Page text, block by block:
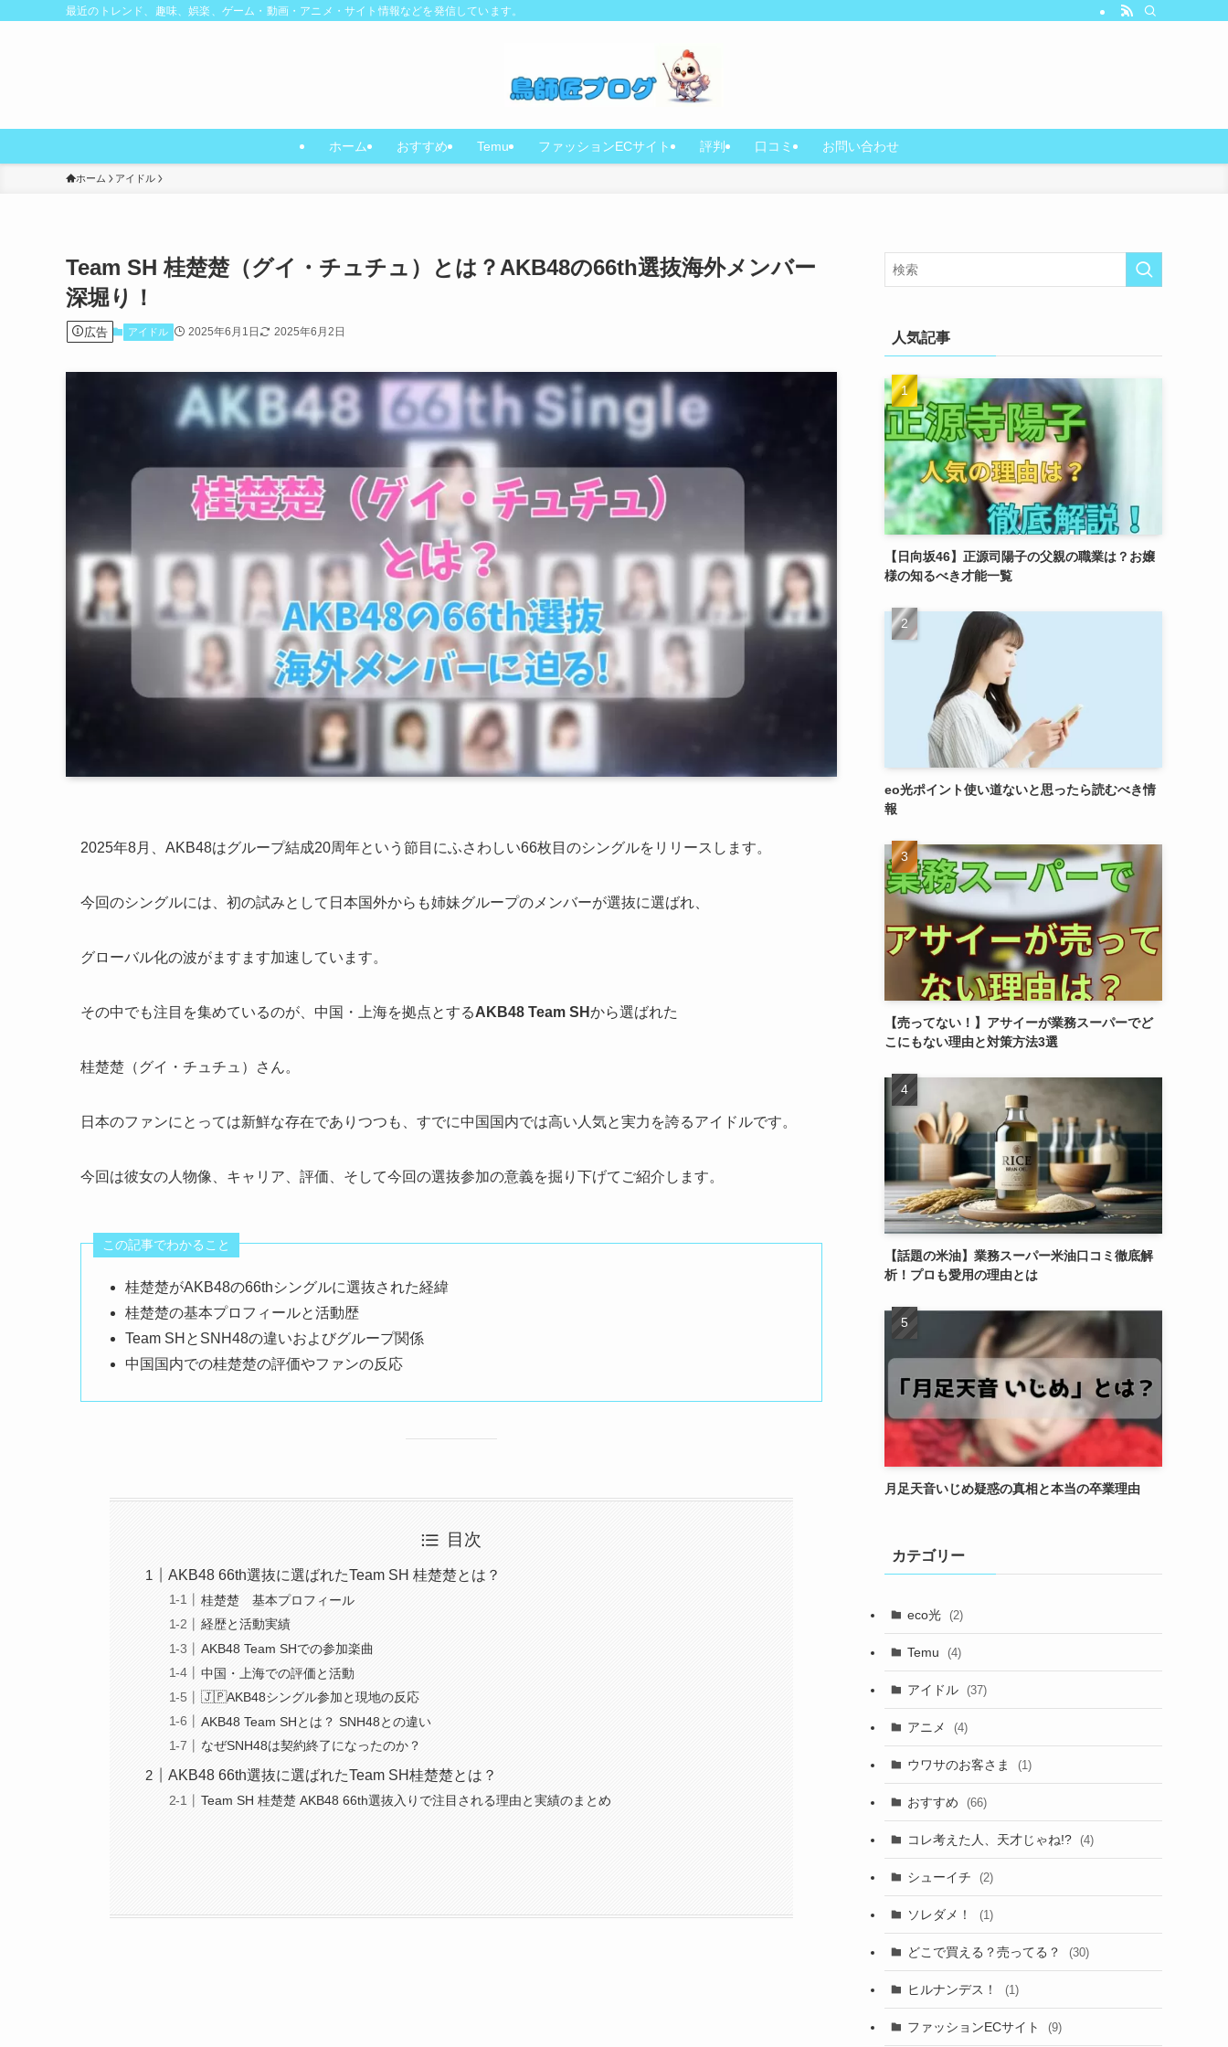
最近のトレンド、趣味、娯楽、ゲーム・動画・アニメ・サイト情報などを発信しています。
ホーム おすすめ Temu ファッションECサイト 評判 口コミ お問い合わせ
ホーム アイドル
Team SH 桂楚楚（グイ・チュチュ）とは？AKB48の66th選抜海外メンバー
深堀り！
広告 アイドル 2025年6月1日 2025年6月2日
2025年8月、AKB48はグループ結成20周年という節目にふさわしい66枚目のシングルをリリースします。
今回のシングルには、初の試みとして日本国外からも姉妹グループのメンバーが選抜に選ばれ、
グローバル化の波がますます加速しています。
その中でも注目を集めているのが、中国・上海を拠点とするAKB48 Team SHから選ばれた
桂楚楚（グイ・チュチュ）さん。
日本のファンにとっては新鮮な存在でありつつも、すでに中国国内では高い人気と実力を誇るアイドルです。
今回は彼女の人物像、キャリア、評価、そして今回の選抜参加の意義を掘り下げてご紹介します。
この記事でわかること
桂楚楚がAKB48の66thシングルに選抜された経緯
桂楚楚の基本プロフィールと活動歴
Team SHとSNH48の違いおよびグループ関係
中国国内での桂楚楚の評価やファンの反応
目次
AKB48 66th選抜に選ばれたTeam SH 桂楚楚とは？
桂楚楚 基本プロフィール
経歴と活動実績
AKB48 Team SHでの参加楽曲
中国・上海での評価と活動
🇯🇵AKB48シングル参加と現地の反応
AKB48 Team SHとは？ SNH48との違い
なぜSNH48は契約終了になったのか？
AKB48 66th選抜に選ばれたTeam SH桂楚楚とは？
Team SH 桂楚楚 AKB48 66th選抜入りで注目される理由と実績のまとめ
人気記事
【日向坂46】正源司陽子の父親の職業は？お嬢
様の知るべき才能一覧
eo光ポイント使い道ないと思ったら読むべき情
報
【売ってない！】アサイーが業務スーパーでど
こにもない理由と対策方法3選
【話題の米油】業務スーパー米油口コミ徹底解
析！プロも愛用の理由とは
月足天音いじめ疑惑の真相と本当の卒業理由
カテゴリー
eco光 (2)
Temu (4)
アイドル (37)
アニメ (4)
ウワサのお客さま (1)
おすすめ (66)
コレ考えた人、天才じゃね!? (4)
シューイチ (2)
ソレダメ！ (1)
どこで買える？売ってる？ (30)
ヒルナンデス！ (1)
ファッションECサイト (9)